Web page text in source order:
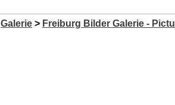
Galerie > Freiburg Bilder Galerie -